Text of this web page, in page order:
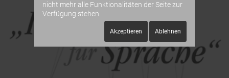
nicht mehr alle Funktionalitäten der Seite zur
Verfügung stehen.
Akzeptieren Ablehnen